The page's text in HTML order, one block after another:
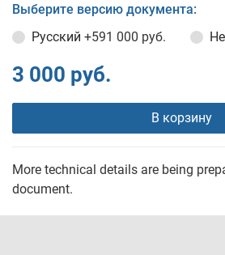
Выберите версию документа:
Русский +591 000 руб.
3 000 руб.
В корзину
More technical details are being
document.